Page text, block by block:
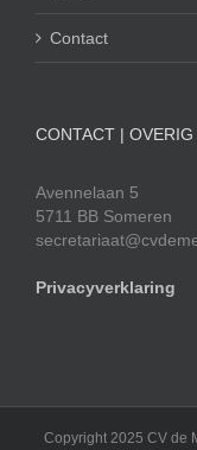
Contact
CONTACT | OVERIG
Avennelaan 5
5711 BB Someren
Privacyverklaring
Copyright 2025 CV de